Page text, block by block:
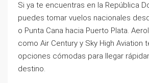
Si ya te encuentras en la República
puedes tomar vuelos nacionales
o Punta Cana hacia Puerto Plata.
como Air Century y Sky High Aviation
opciones cómodas para llegar
destino.